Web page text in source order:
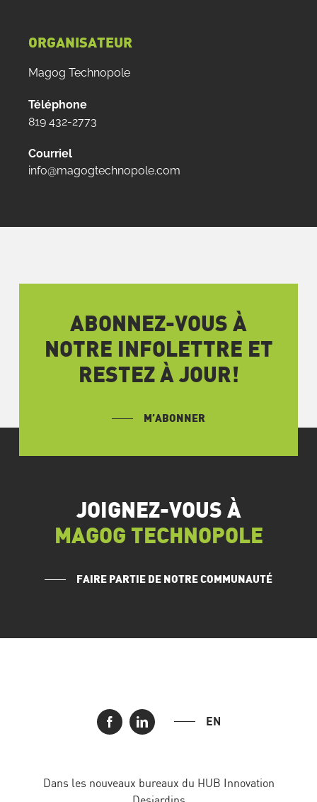
ORGANISATEUR
Magog Technopole
Téléphone
819 432-2773
Courriel
info@magogtechnopole.com
ABONNEZ-VOUS À
NOTRE INFOLETTRE ET
RESTEZ À JOUR!
M’ABONNER
JOIGNEZ-VOUS À
MAGOG TECHNOPOLE
FAIRE PARTIE DE NOTRE COMMUNAUTÉ
EN
Dans les nouveaux bureaux du HUB Innovation